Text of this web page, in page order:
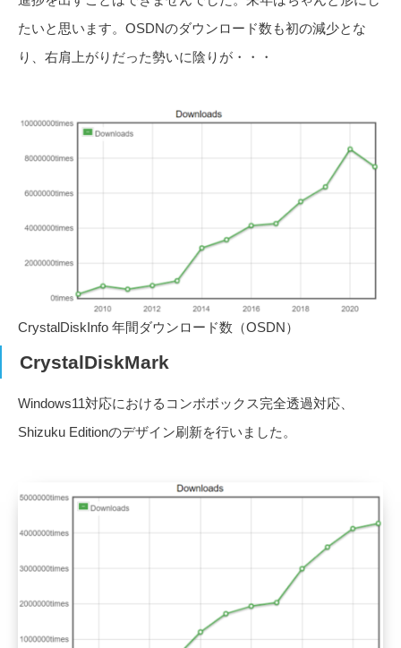
たいと思います。OSDNのダウンロード数も初の減少とな
り、右肩上がりだった勢いに陰りが・・・
CrystalDiskInfo 年間ダウンロード数（OSDN）
CrystalDiskMark
Windows11対応におけるコンボボックス完全透過対応、
Shizuku Editionのデザイン刷新を行いました。